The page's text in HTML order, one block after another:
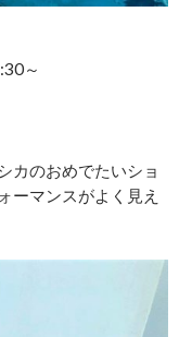
～
カのおめでたいショ
ーマンスがよく見え